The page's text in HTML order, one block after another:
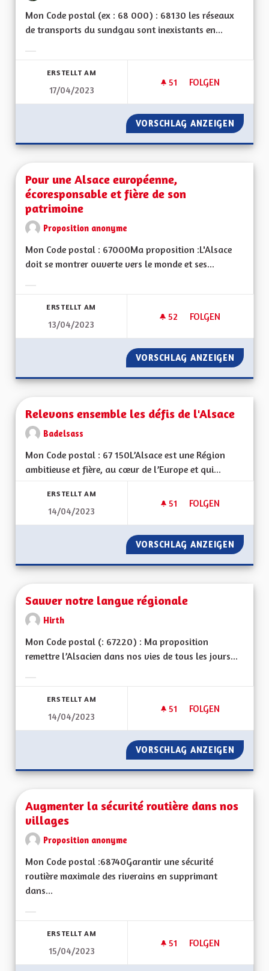
Mon Code postal (ex : 68 000) : 68130 les réseaux
de transports du sundgau sont inexistants en...
ERSTELLT AM
17/04/2023
51 51 FOLLOWER
FOLGEN
RÉSEAUX
VORSCHLAG ANZEIGEN
Pour une Alsace européenne,
écoresponsable et fière de son
patrimoine
Proposition anonyme
Mon Code postal : 67000Ma proposition :L'Alsace
doit se montrer ouverte vers le monde et ses...
ERSTELLT AM
13/04/2023
52 52 FOLLOWER
FOLGEN
POUR UNE
VORSCHLAG ANZEIGEN POUR
Relevons ensemble les défis de l'Alsace
Badelsass
Mon Code postal : 67 150L’Alsace est une Région
ambitieuse et fière, au cœur de l’Europe et qui...
ERSTELLT AM
14/04/2023
51 51 FOLLOWER
FOLGEN
RELEVONS
VORSCHLAG ANZEIGEN
Sauver notre langue régionale
Hirth
Mon Code postal (: 67220) : Ma proposition
remettre l’Alsacien dans nos vies de tous les jours...
ERSTELLT AM
14/04/2023
51 51 FOLLOWER
FOLGEN
SAUVER NOTRE
VORSCHLAG ANZEIGEN
Augmenter la sécurité routière dans nos
villages
Proposition anonyme
Mon Code postal :68740Garantir une sécurité
routière maximale des riverains en supprimant
dans...
ERSTELLT AM
15/04/2023
51 51 FOLLOWER
FOLGEN
AUGMENTER LA